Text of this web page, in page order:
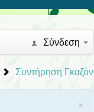
Σύνδεση
Συντήρηση Γκαζόν
×